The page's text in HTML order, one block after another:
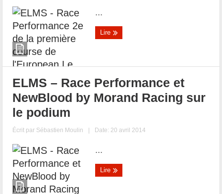
...
Lire
ELMS – Race Performance et
NewBlood by Morand Racing sur
le podium
Écrit par Sébastien Moulin | Date: 20 avril 2014
...
Lire